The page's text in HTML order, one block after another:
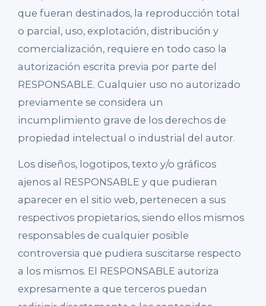
que fueran destinados, la reproducción total
o parcial, uso, explotación, distribución y
comercialización, requiere en todo caso la
autorización escrita previa por parte del
RESPONSABLE. Cualquier uso no autorizado
previamente se considera un
incumplimiento grave de los derechos de
propiedad intelectual o industrial del autor.
Los diseños, logotipos, texto y/o gráficos
ajenos al RESPONSABLE y que pudieran
aparecer en el sitio web, pertenecen a sus
respectivos propietarios, siendo ellos mismos
responsables de cualquier posible
controversia que pudiera suscitarse respecto
a los mismos. El RESPONSABLE autoriza
expresamente a que terceros puedan